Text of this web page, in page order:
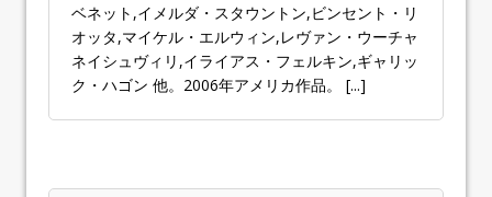
ベネット,イメルダ・スタウントン,ビンセント・リ
オッタ,マイケル・エルウィン,レヴァン・ウーチャ
ネイシュヴィリ,イライアス・フェルキン,ギャリッ
ク・ハゴン 他。2006年アメリカ作品。 [...]